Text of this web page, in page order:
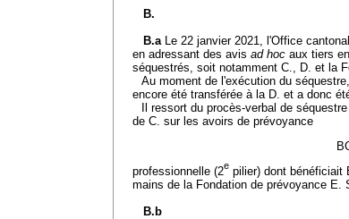
B.
B.a Le 22 janvier 2021, l'Office
en adressant des avis ad hoc aux tiers
séquestrés, soit notamment C., D. et la
Au moment de l'exécution du
encore été transférée à la D. et a donc
Il ressort du procès-verbal de
de C. sur les avoirs de prévoyance
professionnelle (2e pilier) dont bénéficiait
mains de la Fondation de prévoyance E.
B.b